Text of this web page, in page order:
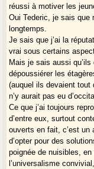
réussi à motiver les
Oui Tederic, je sais que
longtemps.
Je sais que j’ai la
vrai sous certains
Mais je sais aussi
dépoussiérer les
(auquel ils devaient tout
n’y aurait pas eu
Ce que j’ai toujours
d’entre eux, surtout
ouverts en fait, c’est un
d’opter pour des
poignée de nuisibles,
l’universalisme